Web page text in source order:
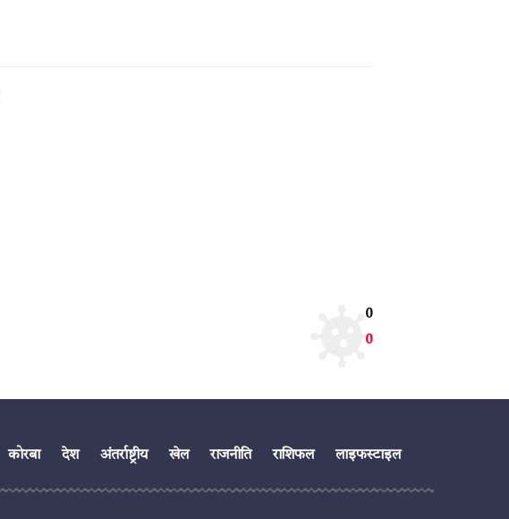
0
0
कोरबा देश अंतर्राष्ट्रीय खेल राजनीति राशिफल लाइफस्टाइल